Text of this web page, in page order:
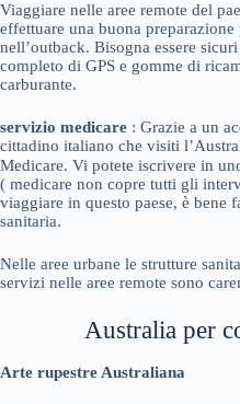
Viaggiare nelle aree remote del
effettuare una buona
nell’outback. Bisogna essere
completo di GPS e gomme di
carburante.
servizio medicare : Grazie a un
cittadino italiano che visiti
Medicare. Vi potete iscrivere in
( medicare non copre tutti gli
viaggiare in questo paese, è bene
sanitaria.
Nelle aree urbane le strutture
servizi nelle aree remote sono
Australia per
Arte rupestre Australiana